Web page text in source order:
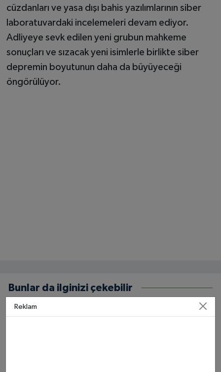
cüzdanları ve yasa dışı bahis yazılımlarının siber
laboratuvardaki incelemeleri devam ediyor.
Adliyeye sevk edilen yeni grubun mahkeme
sonuçları ve sızacak yeni isimlerle birlikte siber
depremin boyutunun daha da büyüyeceği
öngörülüyor.
Bunlar da ilginizi çekebilir
Reklam